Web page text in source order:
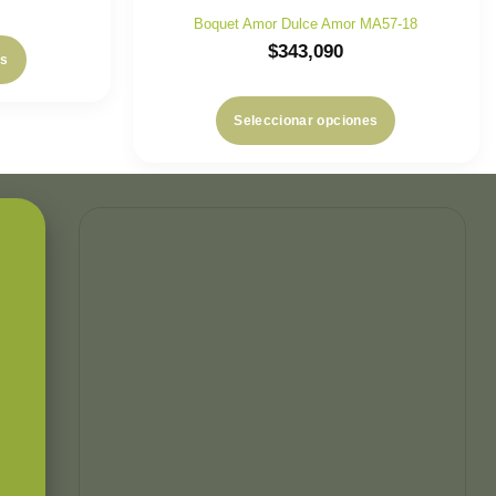
Boquet Amor Dulce Amor MA57-18
$343,090
Seleccionar opciones